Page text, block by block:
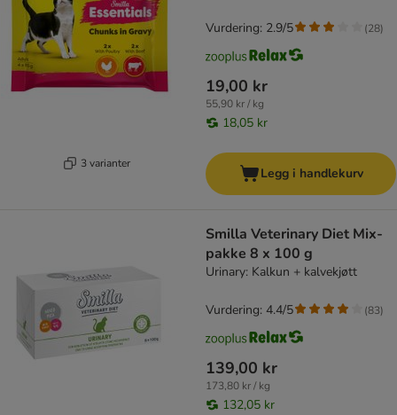
3 varianter
19,00 kr
55,90 kr / kg
18,05 kr
Vurdering: 2.9/5 (28)
Legg i handlekurv
Smilla Veterinary Diet Mix-
pakke 8 x 100 g
Urinary: Kalkun + kalvekjøtt
139,00 kr
173,80 kr / kg
132,05 kr
Vurdering: 4.4/5 (83)